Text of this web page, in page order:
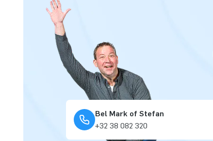
Bel Mark of Stefan
+32 38 082 320